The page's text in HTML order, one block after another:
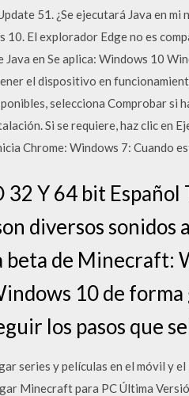
51. ¿Se ejecutará Java en
10. El explorador Edge no es
Java en Se aplica: Windows 10
el dispositivo en
selecciona Comprobar si
Si se requiere, haz clic en
Chrome: Windows 7: Cuando
Y 64 bit Español
diversos
beta de Minecraft:
10 de
los pasos que
series y películas en el móvil y
Minecraft para PC Última